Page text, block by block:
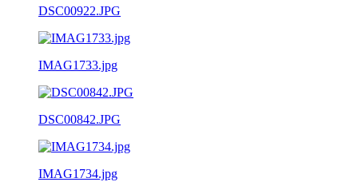
DSC00922.JPG
IMAG1733.jpg
DSC00842.JPG
IMAG1734.jpg